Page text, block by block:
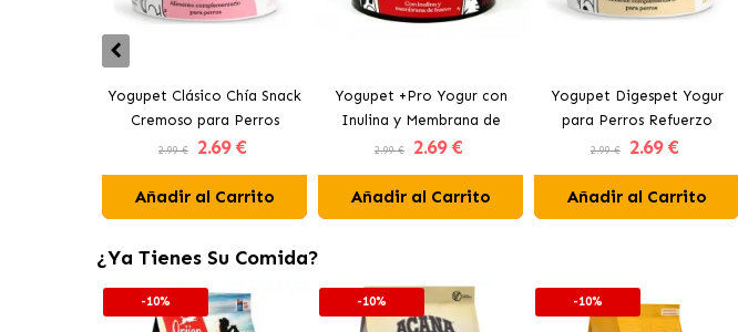
Yogupet Clásico Chía Snack
Cremoso para Perros
2.99 € 2.69 €
Añadir al Carrito
Yogupet +Pro Yogur con
Inulina y Membrana de
Huevo para Perros y Gatos
2.99 € 2.69 €
Añadir al Carrito
Yogupet Digespet Yogur
para Perros Refuerzo
Digestivo
2.99 € 2.69 €
Añadir al Carrito
¿Ya Tienes Su Comida?
-10% -10% -10%